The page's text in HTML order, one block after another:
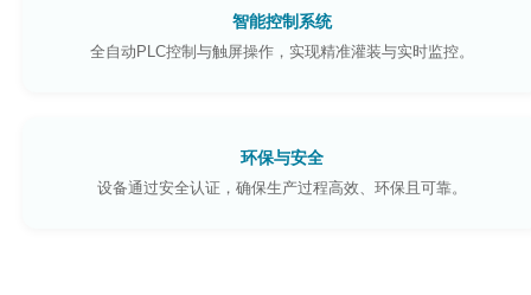
智能控制系统
全自动PLC控制与触屏操作，实现精准灌装与实时监控。
环保与安全
设备通过安全认证，确保生产过程高效、环保且可靠。